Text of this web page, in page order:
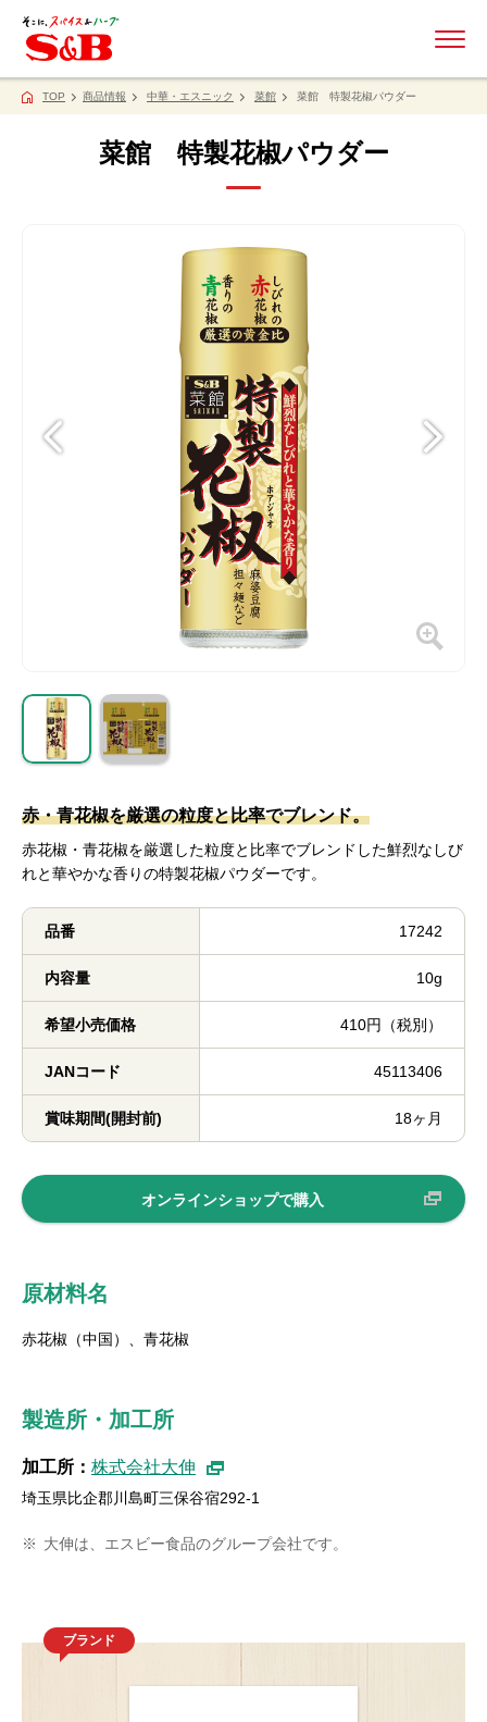
TOP 商品情報 中華・エスニック 菜館 菜館 特製花椒パウダー
菜館 特製花椒パウダー
赤・青花椒を厳選の粒度と比率でブレンド。
赤花椒・青花椒を厳選した粒度と比率でブレンドした鮮烈なしび
れと華やかな香りの特製花椒パウダーです。
品番 17242
内容量 10g
希望小売価格 410円（税別）
JANコード 45113406
賞味期間(開封前) 18ヶ月
オンラインショップで購入
原材料名
赤花椒（中国）、青花椒
製造所・加工所
加工所： 株式会社大伸
埼玉県比企郡川島町三保谷宿292-1
※ 大伸は、エスビー食品のグループ会社です。
ブランド